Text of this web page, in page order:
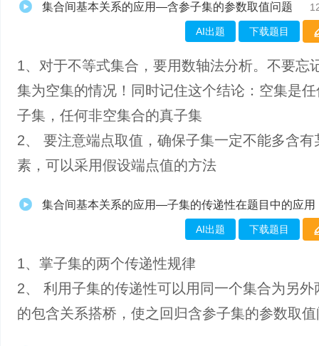
集合间基本关系的应用—含参子集的参数取值问题
AI出题 下载题目
1、对于不等式集合，要用数轴法分析。不要忘
集为空集的情况！同时记住这个结论：空集是
子集，任何非空集合的真子集
2、 要注意端点取值，确保子集一定不能多含有
素，可以采用假设端点值的方法
集合间基本关系的应用—子集的传递性在题目中的应用
AI出题 下载题目
1、掌​子集的两个传递性规律
2、 利用子集的传递性可以用同一个集合为另外
的包含关系搭桥，使之回归含参子集的参数取